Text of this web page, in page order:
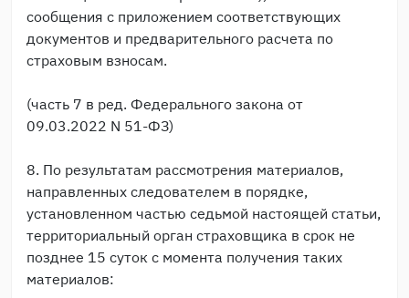
сообщения с приложением соответствующих
документов и предварительного расчета по
страховым взносам.
(часть 7 в ред. Федерального закона от
09.03.2022 N 51-ФЗ)
8. По результатам рассмотрения материалов,
направленных следователем в порядке,
установленном частью седьмой настоящей статьи,
территориальный орган страховщика в срок не
позднее 15 суток с момента получения таких
материалов: